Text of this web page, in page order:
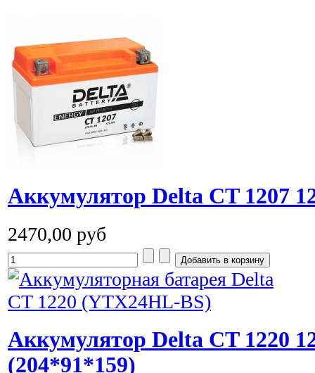
Аккумулятор Delta CT 1207
2470,00 руб
Аккумулятор Delta CT 1220
(204*91*159)